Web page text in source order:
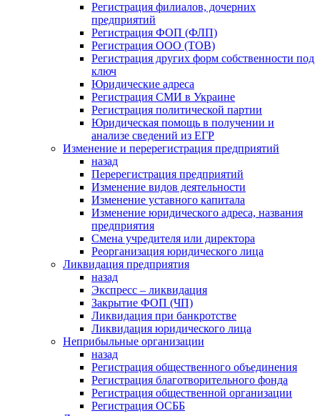
Регистрация филиалов, дочерних
предприятий
Регистрация ФОП (ФЛП)
Регистрация ООО (ТОВ)
Регистрация других форм собственности под
ключ
Юридические адреса
Регистрация СМИ в Украине
Регистрация политической партии
Юридическая помощь в получении и
анализе сведений из ЕГР
Изменение и перерегистрация предприятий
назад
Перерегистрация предприятий
Изменение видов деятельности
Изменение уставного капитала
Изменение юридического адреса, названия
предприятия
Смена учредителя или директора
Реорганизация юридического лица
Ликвидация предприятия
назад
Экспресс – ликвидация
Закрытие ФОП (ЧП)
Ликвидация при банкротстве
Ликвидация юридического лица
Неприбыльные организации
назад
Регистрация общественного объединения
Регистрация благотворительного фонда
Регистрация общественной организации
Регистрация ОСББ